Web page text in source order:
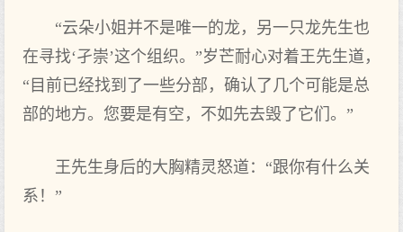
“云朵小姐并不是唯一的龙，另一只龙先生也
在寻找‘孑崇’这个组织。”岁芒耐心对着王先生道，
“目前已经找到了一些分部，确认了几个可能是总
部的地方。您要是有空，不如先去毁了它们。”
王先生身后的大胸精灵怒道：“跟你有什么关
系！”